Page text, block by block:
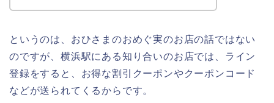
というのは、おひさまのおめぐ実のお店の話ではない
のですが、横浜駅にある知り合いのお店では、ライン
登録をすると、お得な割引クーポンやクーポンコード
などが送られてくるからです。